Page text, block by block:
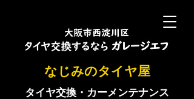
​なじみのタイヤ屋
タイヤ交換・カーメンテナンス